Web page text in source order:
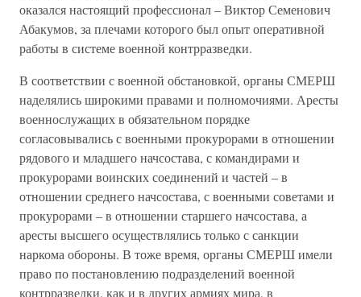
оказался настоящий профессионал – Виктор Семенович
Абакумов, за плечами которого был опыт оперативной
работы в системе военной контрразведки.
В соответствии с военной обстановкой, органы СМЕРШ
наделялись широкими правами и полномочиями. Аресты
военнослужащих в обязательном порядке
согласовывались с военными прокурорами в отношении
рядового и младшего начсостава, с командирами и
прокурорами воинских соединений и частей – в
отношении среднего начсостава, с военными советами и
прокурорами – в отношении старшего начсостава, а
аресты высшего осуществлялись только с санкции
наркома обороны. В тоже время, органы СМЕРШ имели
право по постановлению подразделений военной
контрразведки, как и в других армиях мира, в